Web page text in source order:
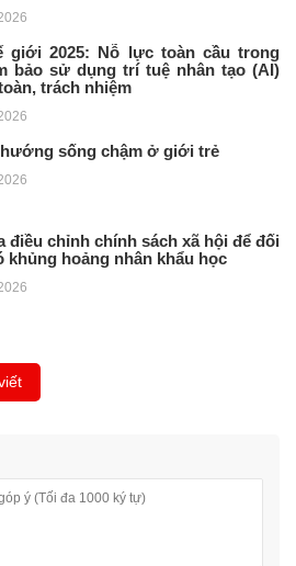
giới 2025: Nỗ lực toàn cầu trong
bảo sử dụng trí tuệ nhân tạo (AI)
trách nhiệm
sống chậm ở giới trẻ
điều chỉnh chính sách xã hội để đối
khủng hoảng nhân khẩu học